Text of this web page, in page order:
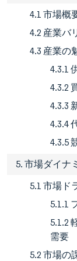
4.1 市場概
4.2 産業バ
4.3 産業の
4.3.1
4.3.2
4.3.3
4.3.4
4.3.5
5. 市場ダイナ
5.1 市場ド
5.1.1
5.1.2
需要
5.2 市場の